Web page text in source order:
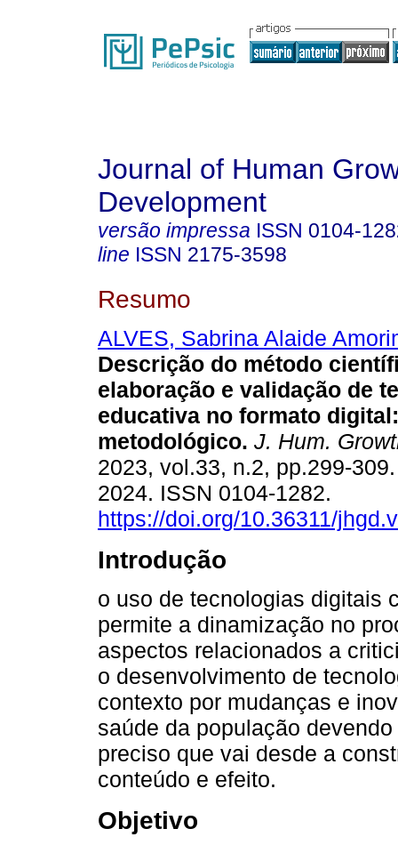
Journal of Human
Development
versão impressa ISSN 0104-
line ISSN 2175-3598
Resumo
ALVES, Sabrina Alaide
Descrição do método
elaboração e validação de
educativa no formato
metodológico. J. Hum.
2023, vol.33, n.2, pp.299-
2024. ISSN 0104-1282.
https://doi.org/10.36311/
Introdução
o uso de tecnologias digitais
permite a dinamização no
aspectos relacionados a
o desenvolvimento de
contexto por mudanças e
saúde da população
preciso que vai desde a
conteúdo e efeito.
Objetivo